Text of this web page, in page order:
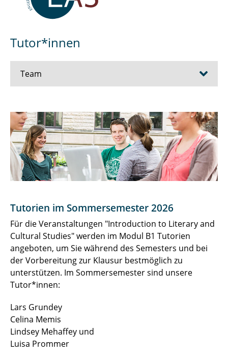
Tutor*innen
Team
Barnes, Kenton E., Dr.
Cristea, Lisa, M.A.
Fehrentz, Daniel
Marcsek-Fuchs, Maria, Dr.
Nickel, Raphalea
Voigts, Eckart, Prof. Dr.
Walder, Aylin Dilek, M.A.
Tutor*innen
Tutorien im Sommersemester 2026
Für die Veranstaltungen "Introduction to Literary and
Cultural Studies" werden im Modul B1 Tutorien
angeboten, um Sie während des Semesters und bei
der Vorbereitung zur Klausur bestmöglich zu
unterstützen. Im Sommersemester sind unsere
Tutor*innen:
Lars Grundey
Celina Memis
Lindsey Mehaffey und
Luisa Prommer